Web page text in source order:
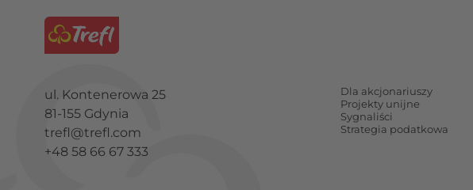
ul. Kontenerowa 25
81-155 Gdynia
trefl@trefl.com
+48 58 66 67 333
Dla akcjonariuszy
Projekty unijne
Sygnaliści
Strategia podatkowa